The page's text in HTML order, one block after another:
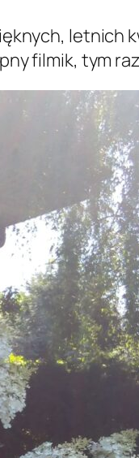
letnich
filmik, tym